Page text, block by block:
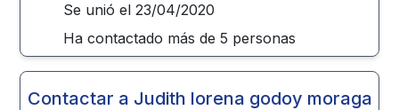
Se unió el 23/04/2020
Ha contactado más de5 personas
Contactar a Judith lorena godoy moraga